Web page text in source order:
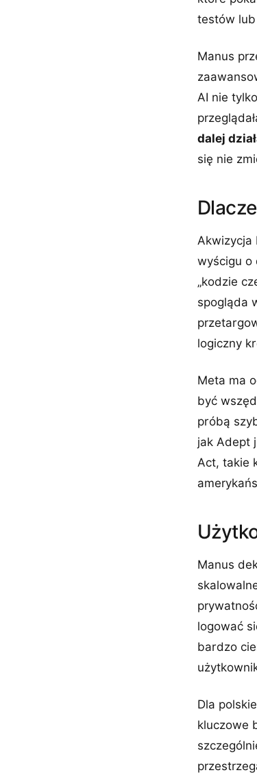
testów
Manus
AI nie
dalej
się nie
Akwizycja
wyścigu o
„kodzie
spogląda
logiczny
Meta ma
być
próbą
jak Adept
Act, takie
Manus
logować
bardzo
Dla
kluczowe